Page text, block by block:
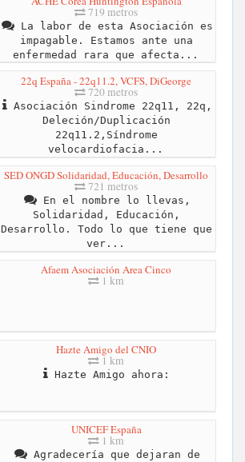
719 metros
La labor de esta Asociación es
impagable. Estamos ante una
enfermedad rara que afecta...
22q España - 22q11.2, VCFS, DiGeorge
720 metros
Asociación Sindrome 22q11, 22q,
Deleción/Duplicación
22q11.2,Síndrome
velocardiofacia...
SED ONGD Solidaridad, Educación, Desarrollo
721 metros
En el nombre lo llevas,
Solidaridad, Educación,
Desarrollo. Todo lo que tiene que
ver...
Afaem Asociación Area Cinco
1 km
Hazte Amigo del CNIO
1 km
Hazte Amigo ahora:
UNICEF España
1 km
Agradecería que dejaran de